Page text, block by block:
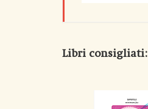
Libri consigliati: